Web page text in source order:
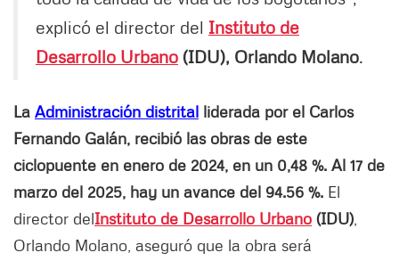
explicó el director del Instituto de
Desarrollo Urbano (IDU), Orlando Molano.
La Administración distrital liderada por el Carlos
Fernando Galán, recibió las obras de este
ciclopuente en enero de 2024, en un 0,48 %. Al 17 de
marzo del 2025, hay un avance del 94.56 %. El
director delInstituto de Desarrollo Urbano (IDU)
Orlando Molano, aseguró que la obra será